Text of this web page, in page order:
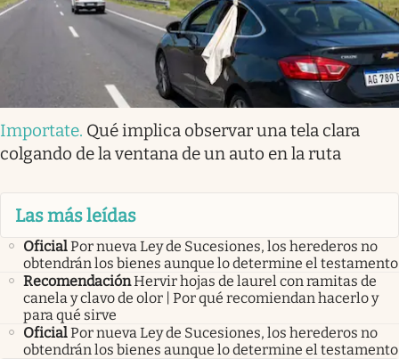
Importate. Qué implica observar una tela clara
colgando de la ventana de un auto en la ruta
Las más leídas
OficialPor nueva Ley de Sucesiones, los herederos no
obtendrán los bienes aunque lo determine el testamento
RecomendaciónHervir hojas de laurel con ramitas de
canela y clavo de olor | Por qué recomiendan hacerlo y
para qué sirve
OficialPor nueva Ley de Sucesiones, los herederos no
obtendrán los bienes aunque lo determine el testamento